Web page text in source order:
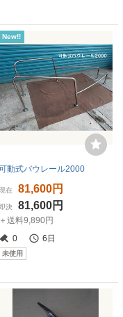
New!!
動式バウレール2000
在 81,600円
即決 81,600円
＋送料9,890円
0
6日
未使用